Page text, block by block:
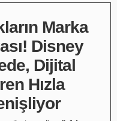
Marka
Disney
Dijital
Hızla